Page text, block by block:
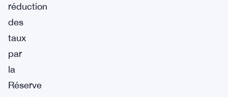
réduction
des
taux
par
la
Réserve